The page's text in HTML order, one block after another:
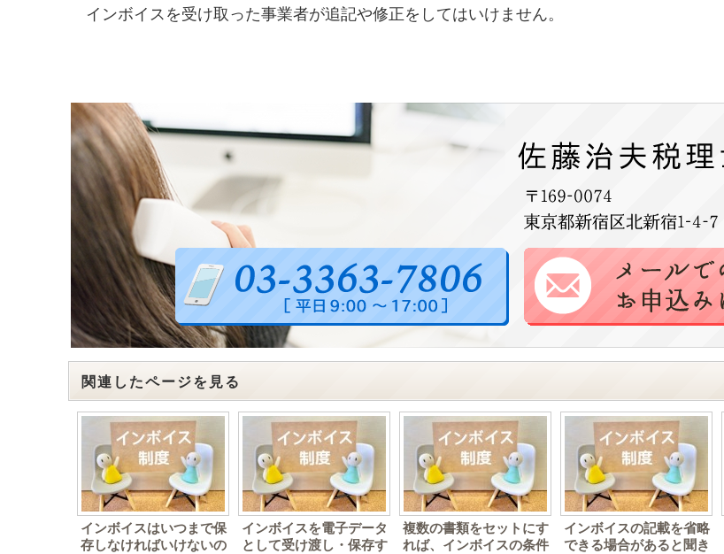
インボイスを受け取った事業者が追記や修正をしてはいけません。
関連したページを見る
インボイスはいつまで保
存しなければいけないの
インボイスを電子データ
として受け渡し・保存す
複数の書類をセットにす
れば、インボイスの条件
インボイスの記載を省略
できる場合があると聞き